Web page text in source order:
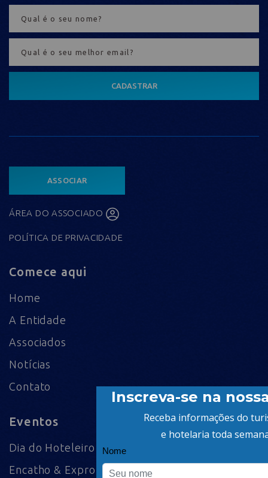
CADASTRAR
ASSOCIAR
ÁREA DO ASSOCIADO
POLÍTICA DE PRIVACIDADE
Comece aqui
Home
A Entidade
Associados
Notícias
Contato
Eventos
Dia do Hoteleiro
Encatho & Exprotel